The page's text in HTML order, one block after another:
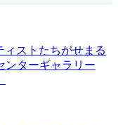
ィストたちがせまる
ンターギャラリー